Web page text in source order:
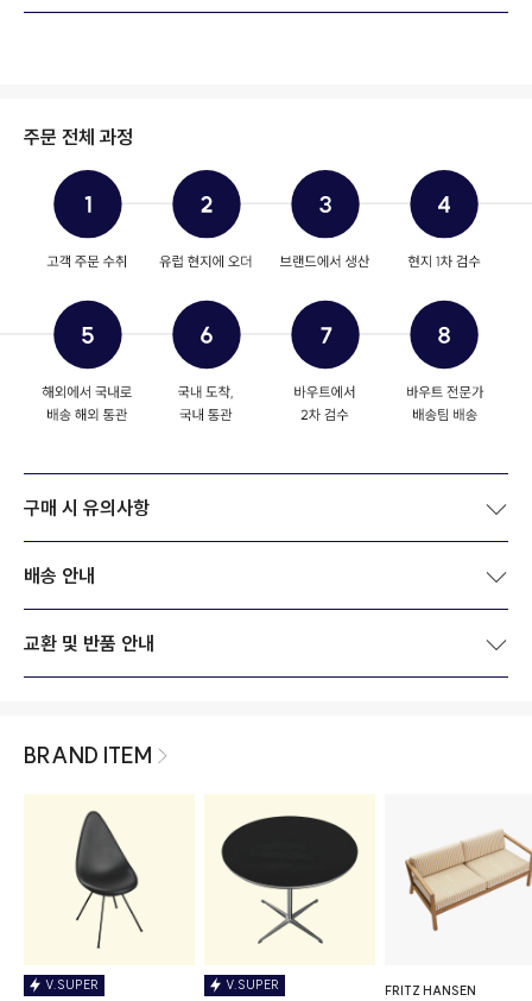
주문 전체 과정
구매 시 유의사항
배송 안내
교환 및 반품 안내
BRAND ITEM
V.SUPER
V.SUPER
FRITZ HANSEN